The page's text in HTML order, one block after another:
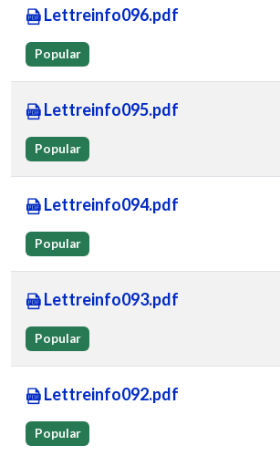
Lettreinfo096.pdf
Popular
Lettreinfo095.pdf
Popular
Lettreinfo094.pdf
Popular
Lettreinfo093.pdf
Popular
Lettreinfo092.pdf
Popular